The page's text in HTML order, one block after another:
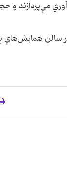
مي‌پردازند و
همچنين خاطرنشان كرد: اين نشست،